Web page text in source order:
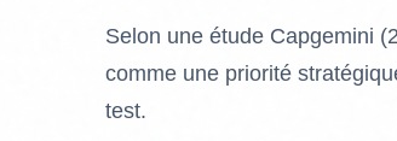
Selon une étude Capgemini
comme une priorité
test.